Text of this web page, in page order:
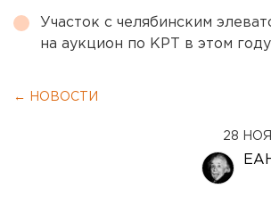
Участок с челябинским
на аукцион по КРТ в этом году
← НОВОСТИ
28